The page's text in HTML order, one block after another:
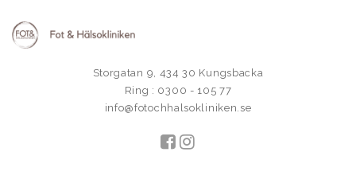
Storgatan 9, 434 30 Kungsbacka
Ring : 0300 - 105 77
info@fotochhalsokliniken.se